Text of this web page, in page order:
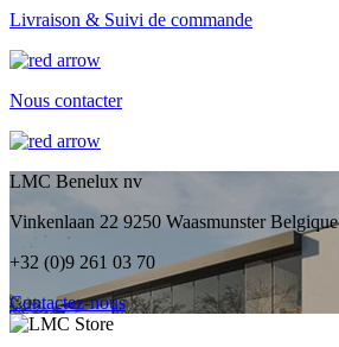
Livraison & Suivi de commande
Nous contacter
LMC Benelux nv
Vinkenlaan 22 9250 Waasmunster Belgique
+32 (0)9 261 03 70
Contactez-nous